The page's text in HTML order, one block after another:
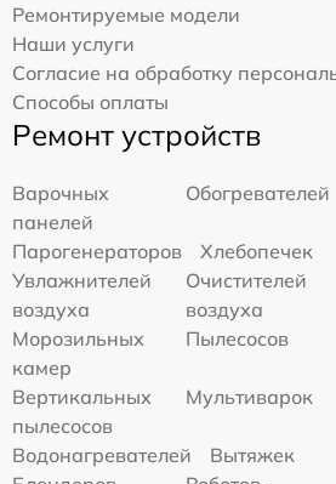
Ремонтируемые модели
Наши услуги
Согласие на обработку
Способы оплаты
Ремонт устройств
Варочных
панелей
Обогревателей
Парогенераторов
Хлебопечек
Увлажнителей
воздуха
Очистителей
воздуха
Морозильных
камер
Пылесосов
Вертикальных
пылесосов
Мультиварок
Водонагревателей
Вытяжек